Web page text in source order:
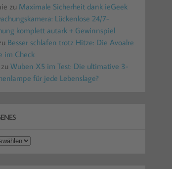
zu Maximale Sicherheit dank ieGeek
Lückenlose 24/7-
komplett autark + Gewinnspiel
Besser schlafen trotz Hitze: Die Avoalre
im Check
zuWuben X5 im Test: Die ultimative 3-
für jede Lebenslage?